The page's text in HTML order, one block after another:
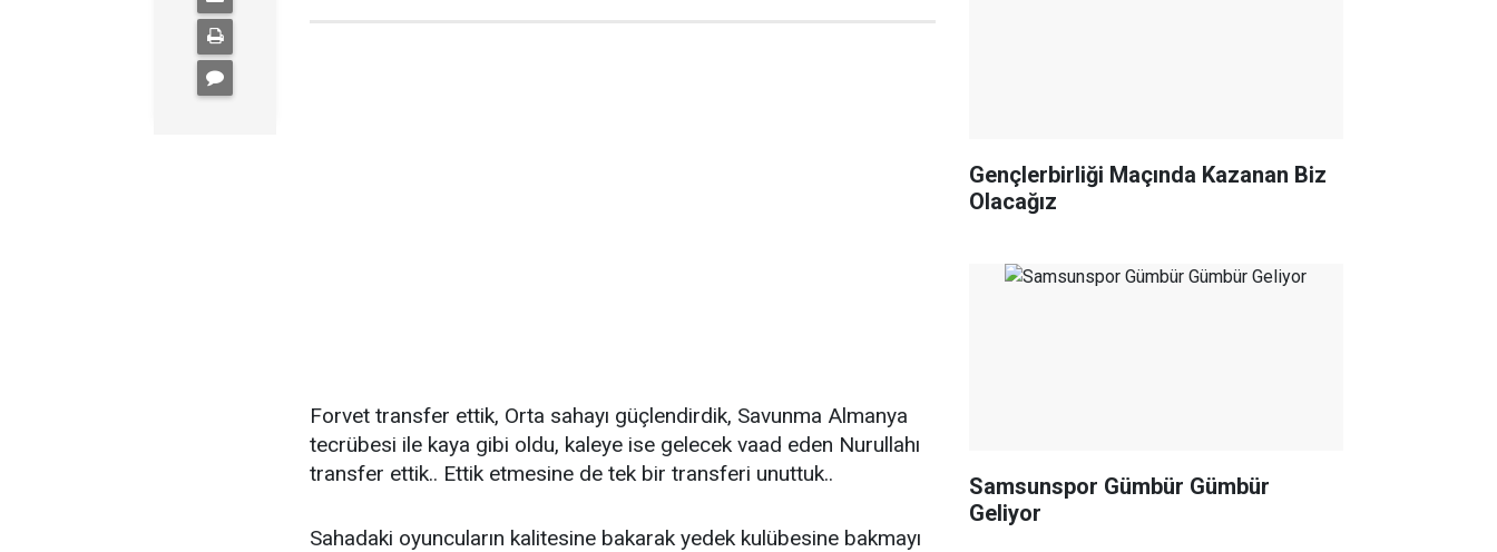
Forvet transfer ettik, Orta sahayı güçlendirdik, Savunma Almanya
tecrübesi ile kaya gibi oldu, kaleye ise gelecek vaad eden Nurullahı
transfer ettik.. Ettik etmesine de tek bir transferi unuttuk..
Sahadaki oyuncuların kalitesine bakarak yedek kulübesine bakmayı
Gençlerbirliği Maçında Kazanan Biz
Olacağız
Samsunspor Gümbür Gümbür
Geliyor